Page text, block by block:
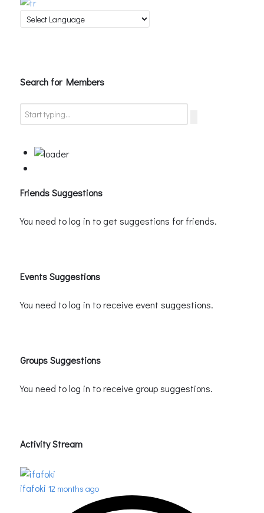
Search for Members
Friends Suggestions
You need to log in to get suggestions for friends.
Events Suggestions
You need to log in to receive event suggestions.
Groups Suggestions
You need to log in to receive group suggestions.
Activity Stream
ifafoki 12 months ago